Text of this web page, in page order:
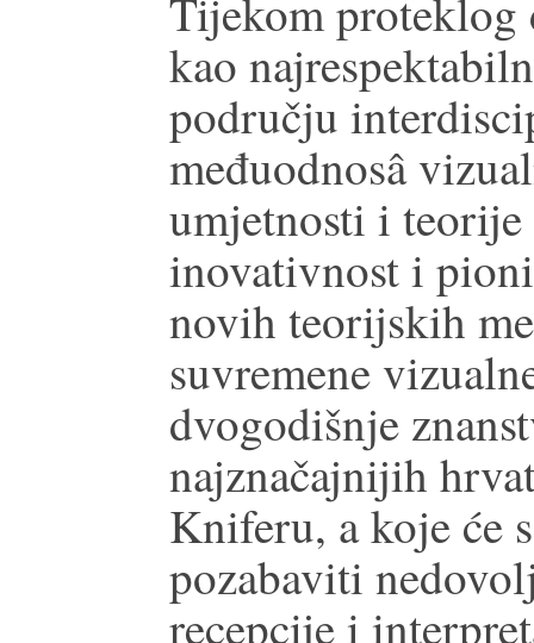
Tijekom proteklog
kao
području
međuodnosâ
umjetnosti i
inovativnost i
novih teorijskih
suvremene
dvogodišnje
najznačajnijih
Kniferu, a koje će
pozabaviti
recepcije i